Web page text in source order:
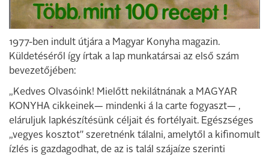
1977-ben indult útjára a Magyar Konyha magazin.
Küldetéséről így írtak a lap munkatársai az első szám
bevezetőjében:
„Kedves Olvasóink! Mielőtt nekilátnának a MAGYAR
KONYHA cikkeinek— mindenki á la carte fogyaszt— ,
eláruljuk lapkészítésünk céljait és fortélyait. Egészséges
„vegyes kosztot" szeretnénk tálalni, amelytől a kifinomult
ízlés is gazdagodhat, de az is talál szájaíze szerinti